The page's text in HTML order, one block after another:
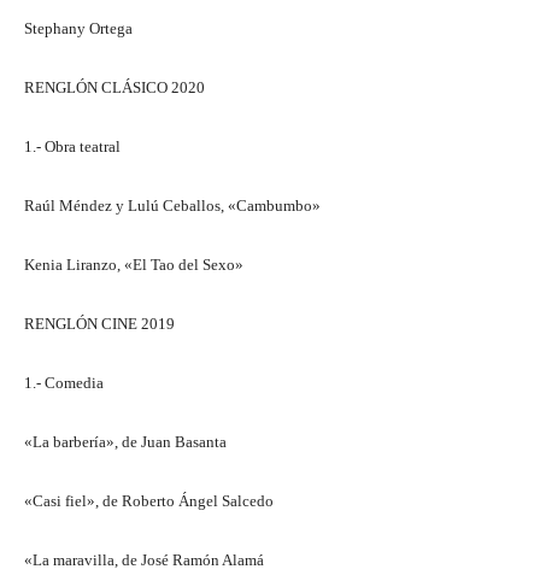
Stephany Ortega
RENGLÓN CLÁSICO 2020
1.- Obra teatral
Raúl Méndez y Lulú Ceballos, «Cambumbo»
Kenia Liranzo, «El Tao del Sexo»
RENGLÓN CINE 2019
1.- Comedia
«La barbería», de Juan Basanta
«Casi fiel», de Roberto Ángel Salcedo
«La maravilla, de José Ramón Alamá